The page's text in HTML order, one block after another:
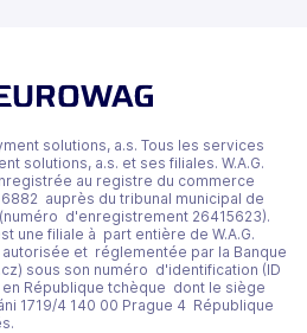
solutions, a.s. Tous les services
solutions, a.s. et ses filiales. W.A.G.
au registre du commerce
auprès du tribunal municipal de
d'enregistrement 26415623).
une filiale à part entière de W.A.G.
et réglementée par la Banque
sous son numéro d'identification (ID
en République tchèque dont le siège
1719/4 140 00 Prague 4 République